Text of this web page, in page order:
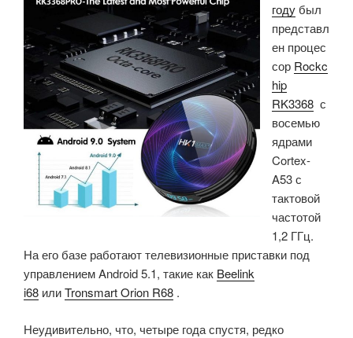
в
продажу
за
$85»
году был
представл
ен процес
сор Rockc
hip
RK3368 с
восемью
ядрами
Cortex-
A53 с
тактовой
частотой
1,2 ГГц.
На его базе работают телевизионные приставки под
управлением Android 5.1, такие как Beelink
i68 илиTronsmart Orion R68 .
Неудивительно, что, четыре года спустя, редко